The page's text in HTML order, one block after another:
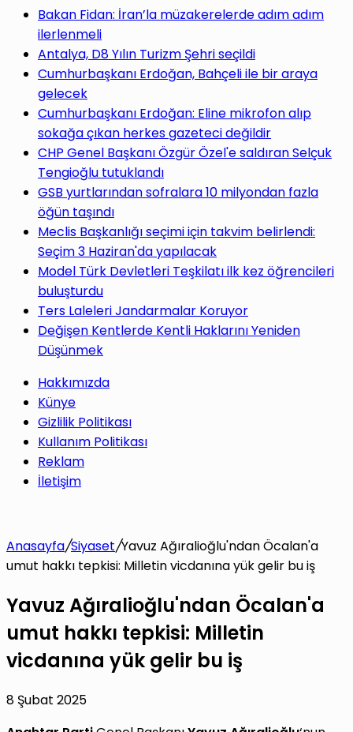
yap
...
Bakan Fidan: İran’la müzakerelerde adım adım
ilerlenmeli
Antalya, D8 Yılın Turizm Şehri seçildi
Cumhurbaşkanı Erdoğan, Bahçeli ile bir araya
gelecek
Cumhurbaşkanı Erdoğan: Eline mikrofon alıp
sokağa çıkan herkes gazeteci değildir
CHP Genel Başkanı Özgür Özel'e saldıran Selçuk
Tengioğlu tutuklandı
GSB yurtlarından sofralara 10 milyondan fazla
öğün taşındı
Meclis Başkanlığı seçimi için takvim belirlendi:
Seçim 3 Haziran'da yapılacak
Model Türk Devletleri Teşkilatı ilk kez öğrencileri
buluşturdu
Ters Laleleri Jandarmalar Koruyor
Değişen Kentlerde Kentli Haklarını Yeniden
Düşünmek
Hakkımızda
Künye
Gizlilik Politikası
Kullanım Politikası
Reklam
İletişim
Anasayfa/Siyaset/Yavuz Ağıralioğlu'ndan Öcalan'a
umut hakkı tepkisi: Milletin vicdanına yük gelir bu iş
Yavuz Ağıralioğlu'ndan Öcalan'a
umut hakkı tepkisi: Milletin
vicdanına yük gelir bu iş
8 Şubat 2025